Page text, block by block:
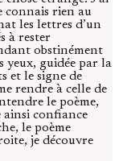
connais rien au
les lettres d’un
à rester
obstinément
yeux, guidée par la
et le signe de
rendre à celle de
le poème,
ainsi confiance
le poème
je découvre